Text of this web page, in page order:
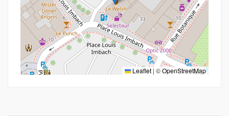
Leaflet | ©OpenStreetMap